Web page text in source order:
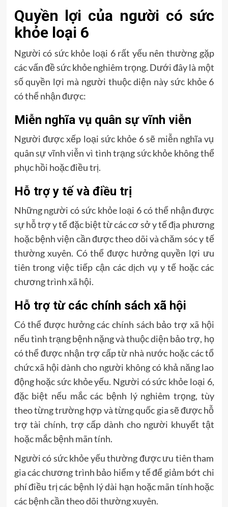
Quyền lợi của người có sức
khỏe loại 6
Người có sức khỏe loại 6 rất yếu nên thường gặp
các vấn đề sức khỏe nghiêm trọng. Dưới đây là một
số quyền lợi mà người thuộc diện này sức khỏe 6
có thể nhận được:
Miễn nghĩa vụ quân sự vĩnh viễn
Người được xếp loại sức khỏe 6 sẽ miễn nghĩa vụ
quân sự vĩnh viễn vì tình trạng sức khỏe không thể
phục hồi hoặc điều trị.
Hỗ trợ y tế và điều trị
Những người có sức khỏe loại 6 có thể nhận được
sự hỗ trợ y tế đặc biệt từ các cơ sở y tế địa phương
hoặc bệnh viện cần được theo dõi và chăm sóc y tế
thường xuyên. Có thể được hưởng quyền lợi ưu
tiên trong việc tiếp cận các dịch vụ y tế hoặc các
chương trình xã hội.
Hỗ trợ từ các chính sách xã hội
Có thể được hưởng các chính sách bảo trợ xã hội
nếu tình trạng bệnh nặng và thuộc diện bảo trợ, họ
có thể được nhận trợ cấp từ nhà nước hoặc các tổ
chức xã hội dành cho người không có khả năng lao
động hoặc sức khỏe yếu. Người có sức khỏe loại 6,
đặc biệt nếu mắc các bệnh lý nghiêm trọng, tùy
theo từng trường hợp và từng quốc gia sẽ được hỗ
trợ tài chính, trợ cấp dành cho người khuyết tật
hoặc mắc bệnh mãn tính.
Người có sức khỏe yếu thường được ưu tiên tham
gia các chương trình bảo hiểm y tế để giảm bớt chi
phí điều trị các bệnh lý dài hạn hoặc mãn tính hoặc
các bệnh cần theo dõi thường xuyên.